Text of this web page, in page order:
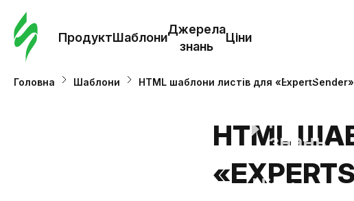
ПродуктШаблони
Джерела
знань
Ціни
Шаблони
знань
Ціни
Головна Шаблони HTML шаблони листів для «ExpertSender»
HTML